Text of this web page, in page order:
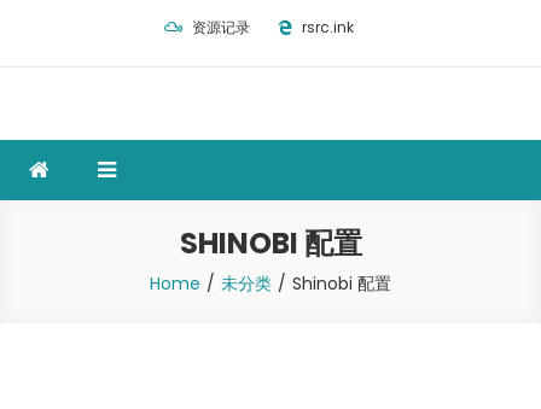
资源记录 rsrc.ink
SHINOBI 配置
Home 未分类 Shinobi 配置